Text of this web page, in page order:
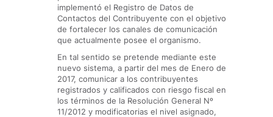
implementó el Registro de Datos de
Contactos del Contribuyente con el objetivo
de fortalecer los canales de comunicación
que actualmente posee el organismo.
En tal sentido se pretende mediante este
nuevo sistema, a partir del mes de Enero de
2017, comunicar a los contribuyentes
registrados y calificados con riesgo fiscal en
los términos de la Resolución General Nº
11/2012 y modificatorias el nivel asignado,